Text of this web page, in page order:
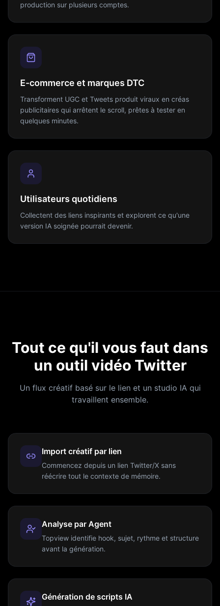
production sur plusieurs comptes.
E-commerce et marques DTC
Transforment UGC et Tweets produit viraux en créas
publicitaires qui arrêtent le scroll, prêtes à tester en
quelques minutes.
Utilisateurs quotidiens
Collectent des liens inspirants et explorent ce qu'une
version IA soignée pourrait devenir.
Tout ce qu'il vous faut dans
un outil vidéo Twitter
Un flux créatif basé sur le lien et un studio IA qui
travaillent ensemble.
Import créatif par lien
Commencez depuis un lien Twitter/X sans
réécrire tout le contexte de mémoire.
Analyse par Agent
Topview identifie hook, sujet, rythme et structure
avant la génération.
Génération de scripts IA